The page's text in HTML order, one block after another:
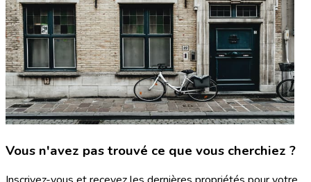
Vous n'avez pas trouvé ce que vous cherchiez ?